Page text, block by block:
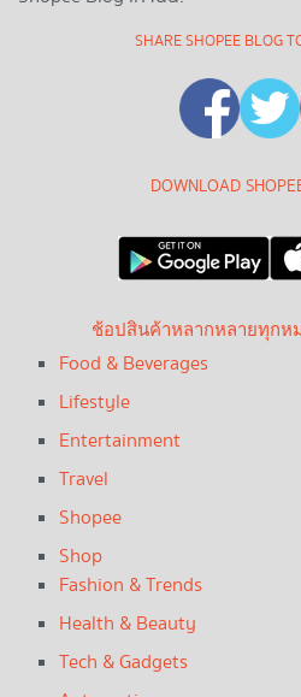
SHARE SHOPEE BLOG
DOWNLOAD
ช้อปสินค้าหลากหลายทุกห
Food & Beverages
Lifestyle
Entertainment
Travel
Shopee
Shop
Fashion & Trends
Health & Beauty
Tech & Gadgets